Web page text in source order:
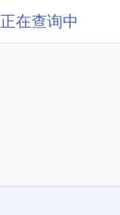
正在查询中